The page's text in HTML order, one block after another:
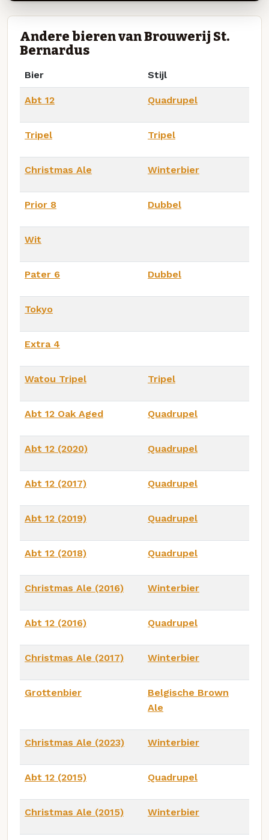
Andere bieren van Brouwerij St.
Bernardus
Bier Stijl
Abt 12 Quadrupel
Tripel Tripel
Christmas Ale Winterbier
Prior 8 Dubbel
Wit
Pater 6 Dubbel
Tokyo
Extra 4
Watou Tripel Tripel
Abt 12 Oak Aged Quadrupel
Abt 12 (2020) Quadrupel
Abt 12 (2017) Quadrupel
Abt 12 (2019) Quadrupel
Abt 12 (2018) Quadrupel
Christmas Ale (2016) Winterbier
Abt 12 (2016) Quadrupel
Christmas Ale (2017) Winterbier
Grottenbier
Belgische Brown
Ale
Christmas Ale (2023) Winterbier
Abt 12 (2015) Quadrupel
Christmas Ale (2015) Winterbier